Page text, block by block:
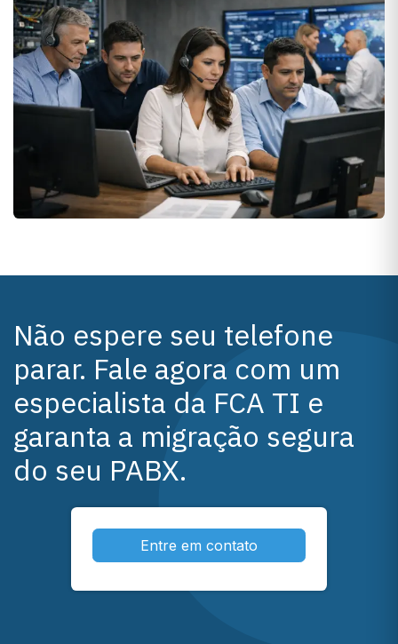
Não espere seu telefone
parar. Fale agora com um
especialista da FCA TI e
garanta a migração segura
do seu PABX.
Entre em contato